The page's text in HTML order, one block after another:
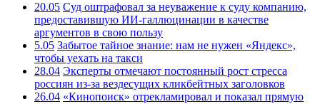
20.05 Суд оштрафовал за неуважение к суду компанию,
предоставившую ИИ-галлюцинации в качестве
аргументов в свою пользу
5.05 Забытое тайное знание: нам не нужен «Яндекс»,
чтобы уехать на такси
28.04 Эксперты отмечают постоянный рост стресса
россиян из-за вездесущих кликбейтных заголовков
26.04 «Кинопоиск» отрекламировал и показал прямую